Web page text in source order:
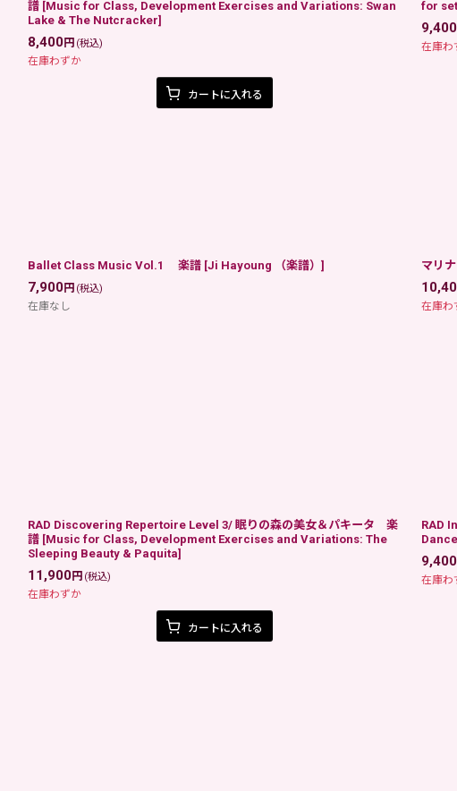
譜 [Music for Class, Development Exercises and Variations: Swan
Lake & The Nutcracker]
8,400円 (税込)
在庫わずか
カートに入れる
for
9,400
在庫わ
Ballet Class Music Vol.1 楽譜 [Ji Hayoung （楽譜） ]
7,900円 (税込)
在庫なし
マリ
在庫わ
RAD Discovering Repertoire Level 3/ 眠りの森の美女＆パキータ 楽
譜 [Music for Class, Development Exercises and Variations: The
Sleeping Beauty & Paquita]
11,900円 (税込)
在庫わずか
カートに入れる
RAD
9,400
在庫わ